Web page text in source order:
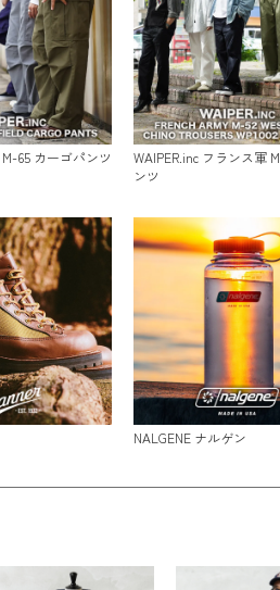
65 カーゴパンツ
WAIPER.inc フランス軍
ンツ
NALGENE ナルゲン